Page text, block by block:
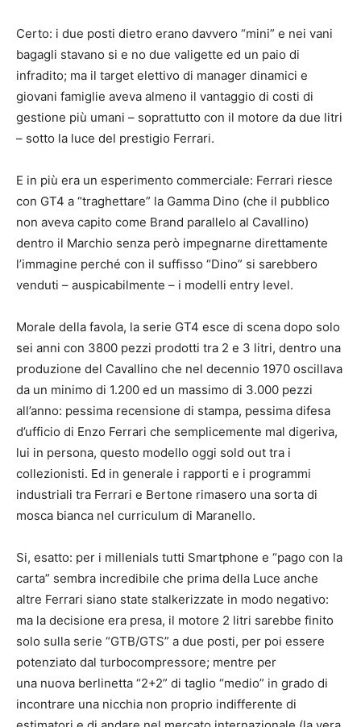
Certo: i due posti dietro erano davvero “mini” e nei vani
bagagli stavano si e no due valigette ed un paio di
infradito; ma il target elettivo di manager dinamici e
giovani famiglie aveva almeno il vantaggio di costi di
gestione più umani – soprattutto con il motore da due litri
– sotto la luce del prestigio Ferrari.
E in più era un esperimento commerciale: Ferrari riesce
con GT4 a “traghettare” la Gamma Dino (che il pubblico
non aveva capito come Brand parallelo al Cavallino)
dentro il Marchio senza però impegnarne direttamente
l’immagine perché con il suffisso “Dino” si sarebbero
venduti – auspicabilmente – i modelli entry level.
Morale della favola, la serie GT4 esce di scena dopo solo
sei anni con 3800 pezzi prodotti tra 2 e 3 litri, dentro una
produzione del Cavallino che nel decennio 1970 oscillava
da un minimo di 1.200 ed un massimo di 3.000 pezzi
all’anno: pessima recensione di stampa, pessima difesa
d’ufficio di Enzo Ferrari che semplicemente mal digeriva,
lui in persona, questo modello oggi sold out tra i
collezionisti. Ed in generale i rapporti e i programmi
industriali tra Ferrari e Bertone rimasero una sorta di
mosca bianca nel curriculum di Maranello.
Si, esatto: per i millenials tutti Smartphone e “pago con la
carta” sembra incredibile che prima della Luce anche
altre Ferrari siano state stalkerizzate in modo negativo:
ma la decisione era presa, il motore 2 litri sarebbe finito
solo sulla serie “GTB/GTS” a due posti, per poi essere
potenziato dal turbocompressore; mentre per
una nuova berlinetta “2+2” di taglio “medio” in grado di
incontrare una nicchia non proprio indifferente di